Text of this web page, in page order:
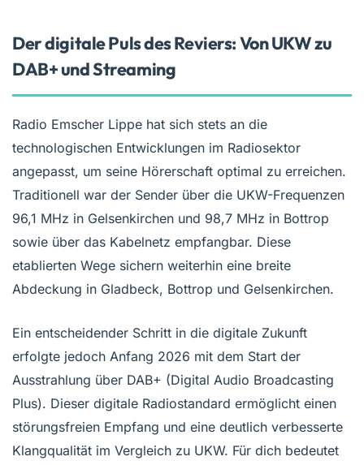
Der digitale Puls des Reviers: Von UKW zu
DAB+ und Streaming
Radio Emscher Lippe hat sich stets an die
technologischen Entwicklungen im Radiosektor
angepasst, um seine Hörerschaft optimal zu erreichen.
Traditionell war der Sender über die UKW-Frequenzen
96,1 MHz in Gelsenkirchen und 98,7 MHz in Bottrop
sowie über das Kabelnetz empfangbar. Diese
etablierten Wege sichern weiterhin eine breite
Abdeckung in Gladbeck, Bottrop und Gelsenkirchen.
Ein entscheidender Schritt in die digitale Zukunft
erfolgte jedoch Anfang 2026 mit dem Start der
Ausstrahlung über DAB+ (Digital Audio Broadcasting
Plus). Dieser digitale Radiostandard ermöglicht einen
störungsfreien Empfang und eine deutlich verbesserte
Klangqualität im Vergleich zu UKW. Für dich bedeutet